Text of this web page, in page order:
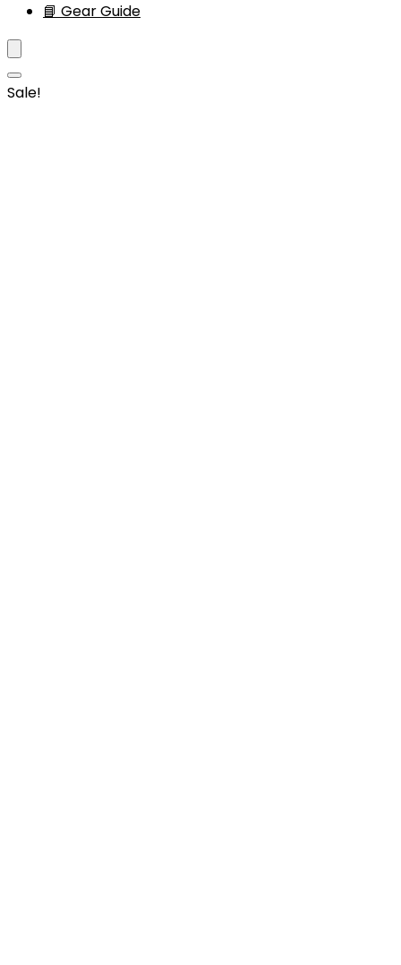
📘 Gear Guide
Sale!